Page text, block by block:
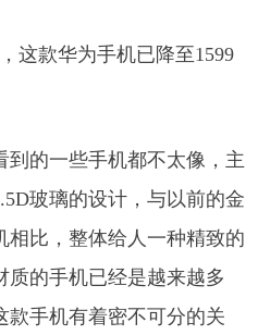
到的一些手机都不太像，主
玻璃的设计，与以前的金
相比，整体给人一种精致的
质的手机已经是越来越多
款手机有着密不可分的关